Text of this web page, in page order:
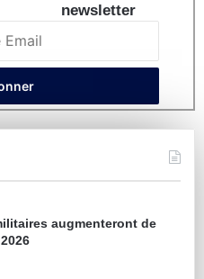
newsletter
augmenteront de